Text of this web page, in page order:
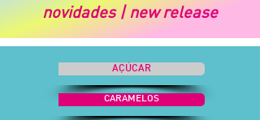
novidades | new release
AÇÚCAR
CARAMELOS